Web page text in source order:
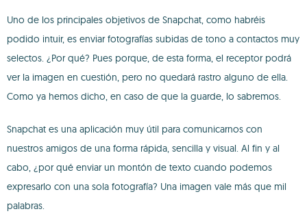
Uno de los principales objetivos de Snapchat, como habréis
podido intuir, es enviar fotografías subidas de tono a contactos muy
selectos. ¿Por qué? Pues porque, de esta forma, el receptor podrá
ver la imagen en cuestión, pero no quedará rastro alguno de ella.
Como ya hemos dicho, en caso de que la guarde, lo sabremos.
Snapchat es una aplicación muy útil para comunicarnos con
nuestros amigos de una forma rápida, sencilla y visual. Al fin y al
cabo, ¿por qué enviar un montón de texto cuando podemos
expresarlo con una sola fotografía? Una imagen vale más que mil
palabras.